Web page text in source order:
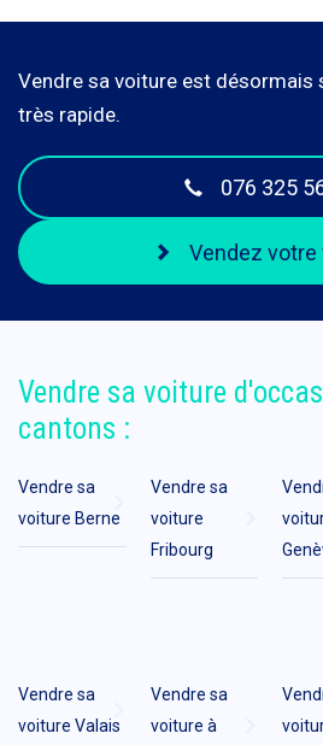
Vendre sa voiture est désormais
très rapide.
076 325
Vendez votre
Vendre sa voiture
cantons :
Vendre sa
voiture Berne
Vendre sa
voiture
Fribourg
Vendre sa
voiture Valais
Vendre sa
voiture à